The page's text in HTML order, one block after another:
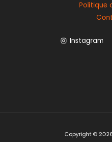
Politique
Instagram
Copyright ©